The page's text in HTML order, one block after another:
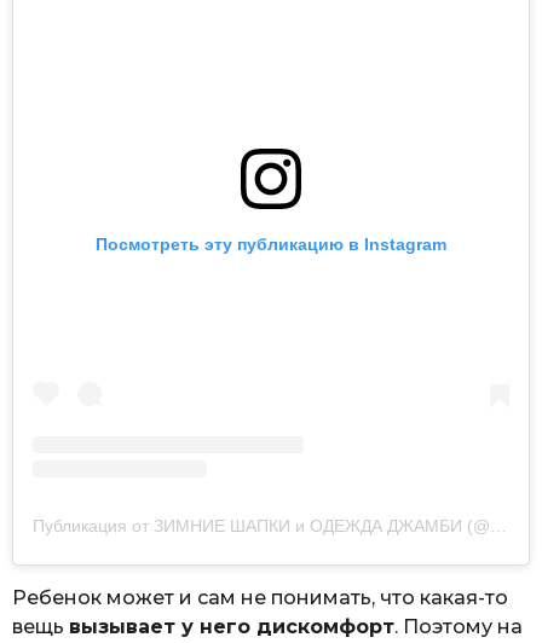
Посмотреть эту публикацию в Instagram
Ребенок может и сам не понимать, что какая-то
вещь вызывает у него дискомфорт. Поэтому на